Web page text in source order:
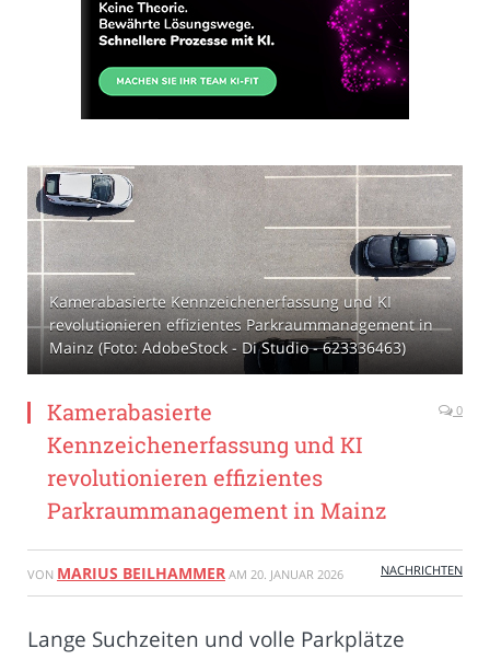
Kamerabasierte Kennzeichenerfassung und KI
revolutionieren effizientes Parkraummanagement in
Mainz (Foto: AdobeStock - Di Studio - 623336463)
Kamerabasierte
Kennzeichenerfassung und KI
revolutionieren effizientes
Parkraummanagement in Mainz
0
VON MARIUS BEILHAMMER AM 20. JANUAR 2026 NACHRICHTEN
Lange Suchzeiten und volle Parkplätze